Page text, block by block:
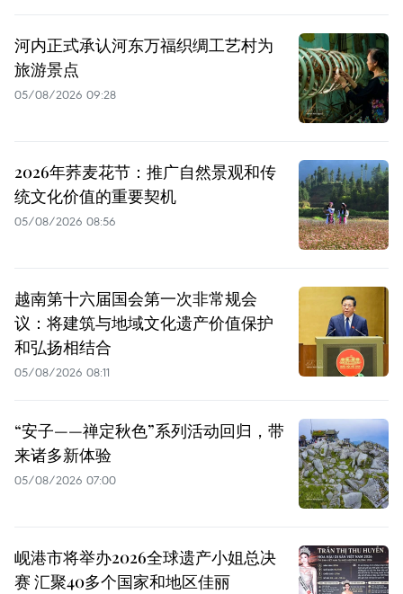
河内正式承认河东万福织绸工艺村为
旅游景点
05/08/2026 09:28
2026年荞麦花节：推广自然景观和传
统文化价值的重要契机
05/08/2026 08:56
越南第十六届国会第一次非常规会
议：将建筑与地域文化遗产价值保护
和弘扬相结合
05/08/2026 08:11
“安子——禅定秋色”系列活动回归，带
来诸多新体验
05/08/2026 07:00
岘港市将举办2026全球遗产小姐总决
赛 汇聚40多个国家和地区佳丽